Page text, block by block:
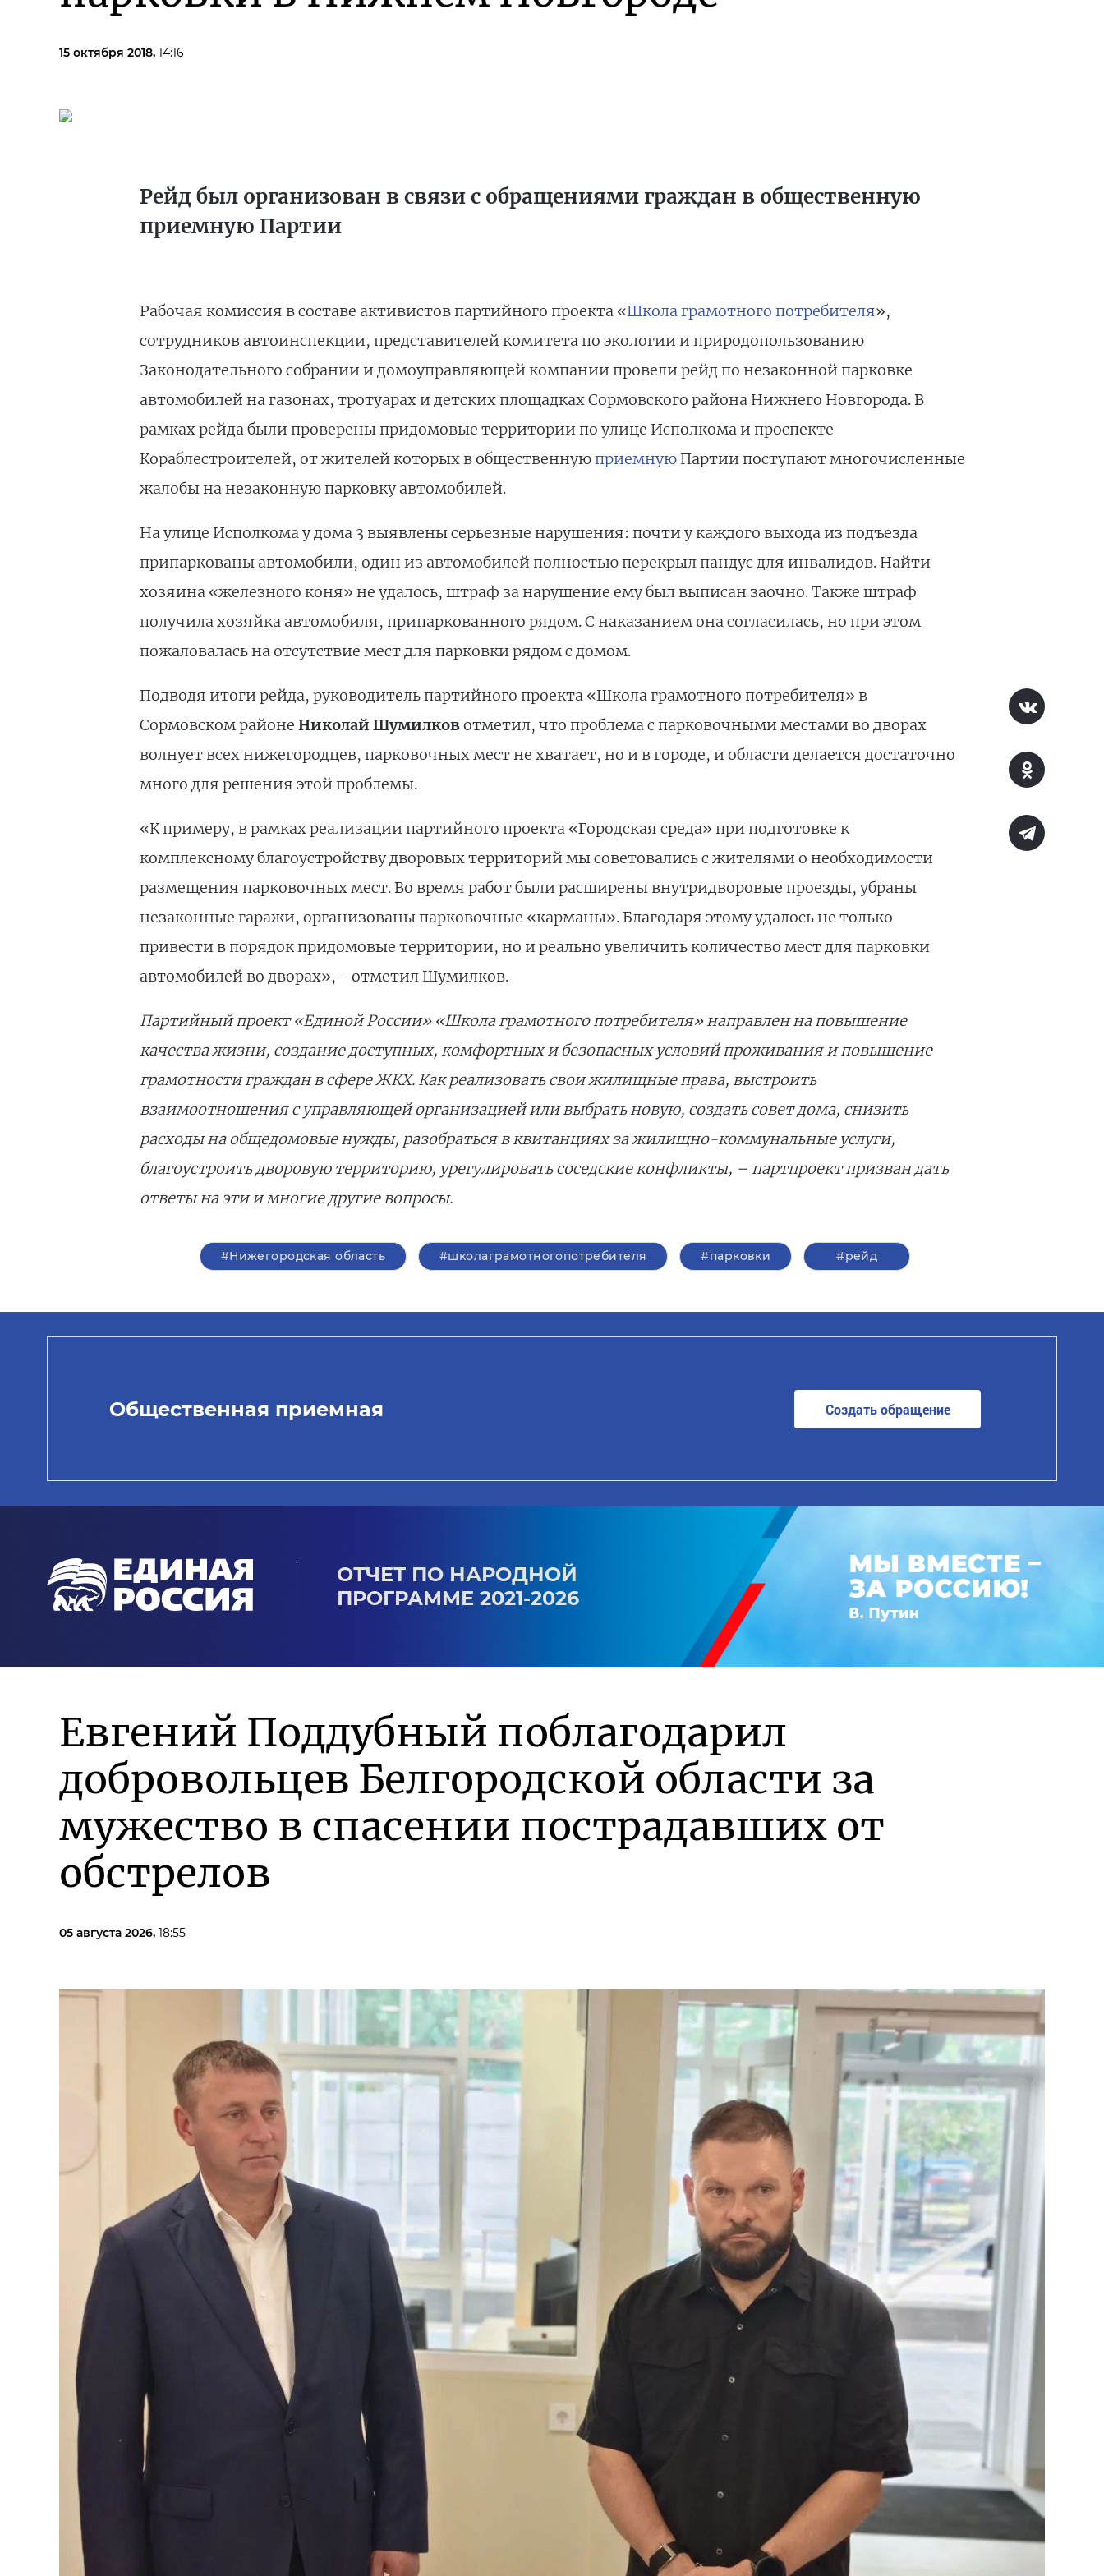
15 октября 2018, 14:16
Рейд был организован в связи с обращениями граждан в общественную
приемную Партии
Рабочая комиссия в составе активистов партийного проекта «Школа грамотного потребителя»,
сотрудников автоинспекции, представителей комитета по экологии и природопользованию
Законодательного собрании и домоуправляющей компании провели рейд по незаконной парковке
автомобилей на газонах, тротуарах и детских площадках Сормовского района Нижнего Новгорода. В
рамках рейда были проверены придомовые территории по улице Исполкома и проспекте
Кораблестроителей, от жителей которых в общественную приемнуюПартии поступают многочисленные
жалобы на незаконную парковку автомобилей.
На улице Исполкома у дома 3 выявлены серьезные нарушения: почти у каждого выхода из подъезда
припаркованы автомобили, один из автомобилей полностью перекрыл пандус для инвалидов. Найти
хозяина «железного коня» не удалось, штраф за нарушение ему был выписан заочно. Также штраф
получила хозяйка автомобиля, припаркованного рядом. С наказанием она согласилась, но при этом
пожаловалась на отсутствие мест для парковки рядом с домом.
Подводя итоги рейда, руководитель партийного проекта «Школа грамотного потребителя» в
Сормовском районе Николай Шумилковотметил, что проблема с парковочными местами во дворах
волнует всех нижегородцев, парковочных мест не хватает, но и в городе, и области делается достаточно
много для решения этой проблемы.
«К примеру, в рамках реализации партийного проекта «Городская среда» при подготовке к
комплексному благоустройству дворовых территорий мы советовались с жителями о необходимости
размещения парковочных мест. Во время работ были расширены внутридворовые проезды, убраны
незаконные гаражи, организованы парковочные «карманы». Благодаря этому удалось не только
привести в порядок придомовые территории, но и реально увеличить количество мест для парковки
автомобилей во дворах», - отметил Шумилков.
Партийный проект «Единой России» «Школа грамотного потребителя» направлен на повышение
качества жизни, создание доступных, комфортных и безопасных условий проживания и повышение
грамотности граждан в сфере ЖКХ. Как реализовать свои жилищные права, выстроить
взаимоотношения с управляющей организацией или выбрать новую, создать совет дома, снизить
расходы на общедомовые нужды, разобраться в квитанциях за жилищно-коммунальные услуги,
благоустроить дворовую территорию, урегулировать соседские конфликты, – партпроект призван дать
ответы на эти и многие другие вопросы.
#Нижегородская область #школаграмотногопотребителя #парковки #рейд
Общественная приемная Создать обращение
ОТЧЕТ ПО НАРОДНОЙ
ПРОГРАММЕ 2021-2026
Евгений Поддубный поблагодарил
добровольцев Белгородской области за
мужество в спасении пострадавших от
обстрелов
05 августа 2026, 18:55